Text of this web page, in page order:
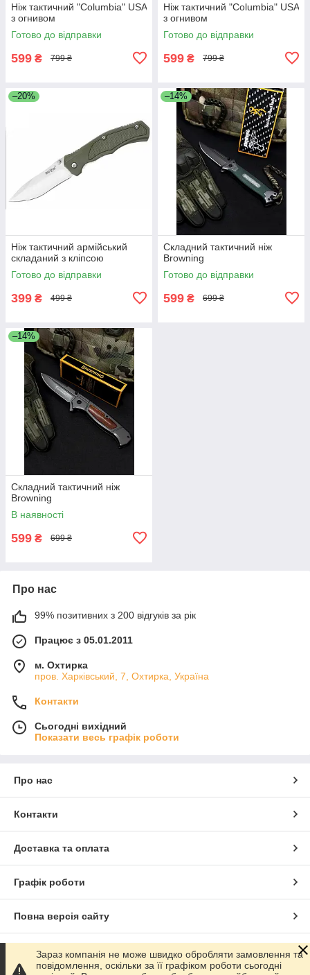
Ніж тактичний "Columbia" USA
з огнивом
Готово до відправки
599 ₴ 799 ₴
Ніж тактичний "Columbia" USA
з огнивом
Готово до відправки
599 ₴ 799 ₴
–20%
Ніж тактичний армійський
складаний з кліпсою
Готово до відправки
399 ₴ 499 ₴
–14%
Складний тактичний ніж
Browning
Готово до відправки
599 ₴ 699 ₴
–14%
Складний тактичний ніж
Browning
В наявності
599 ₴ 699 ₴
Про нас
99% позитивних з 200 відгуків за рік
Працює з 05.01.2011
м. Охтирка
пров. Харківський, 7, Охтирка, Україна
Контакти
Сьогодні вихідний
Показати весь графік роботи
Про нас
Контакти
Доставка та оплата
Графік роботи
Повна версія сайту
Сайт створено на маркетплейсі Prom.ua
Зараз компанія не може швидко обробляти замовлення та
повідомлення, оскільки за її графіком роботи сьогодні